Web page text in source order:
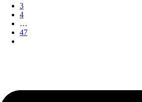
3
4
…
47